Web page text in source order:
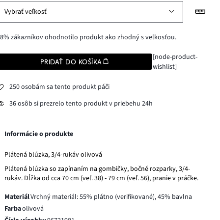
Vybrať veľkosť
zákazníkov ohodnotilo produkt ako zhodný s veľkosťou.
PRIDAŤ DO KOŠÍKA
[node-product-
wishlist]
250 osobám sa tento produkt páči
36 osôb si prezrelo tento produkt v priebehu 24h
Informácie o produkte
Plátená blúzka, 3/4-rukáv olivová
Plátená blúzka so zapínaním na gombičky, bočné rozparky, 3/4-
rukáv. Dĺžka od cca 70 cm (veľ. 38) - 79 cm (veľ. 56), pranie v práčke.
MateriálVrchný materiál: 55% plátno (verifikované), 45% bavlna
Farbaolivová